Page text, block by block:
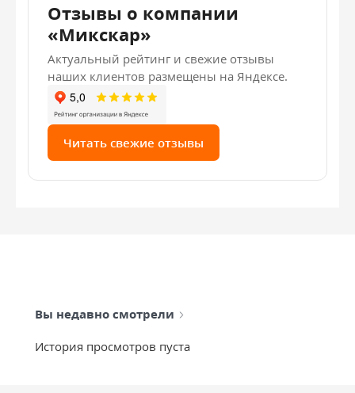
Отзывы о компании
«Микскар»
Актуальный рейтинг и свежие отзывы
наших клиентов размещены на Яндексе.
Читать свежие отзывы
Вы недавно смотрели
История просмотров пуста